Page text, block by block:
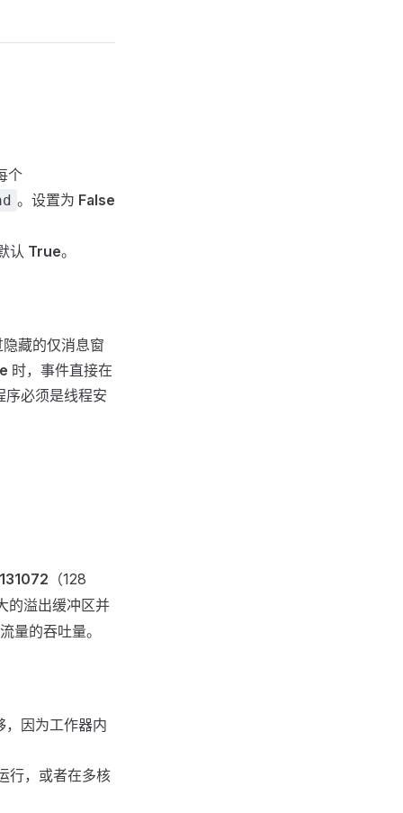
个
。设置为 False
认 True。
藏的仅消息窗
时，事件直接在
必须是线程安
131072 （128
的溢出缓冲区并
的吞吐量。
，因为工作器内
行，或者在多核